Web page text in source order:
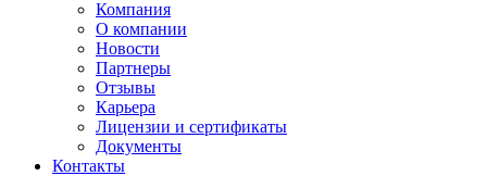
Компания
О компании
Новости
Партнеры
Отзывы
Карьера
Лицензии и сертификаты
Документы
Контакты